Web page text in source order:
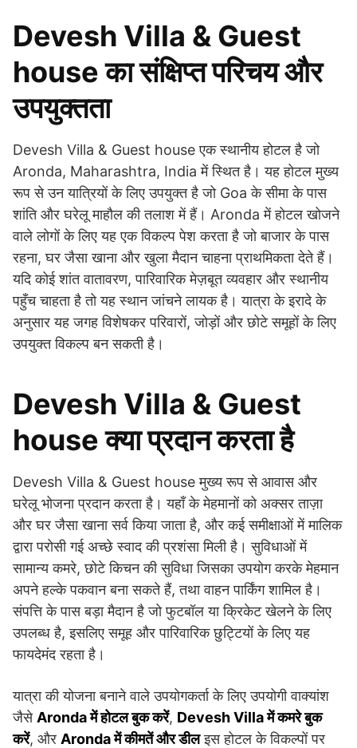
Devesh Villa & Guest
house का संक्षिप्त परिचय और
उपयुक्तता
Devesh Villa & Guest house एक स्थानीय होटल है जो
Aronda, Maharashtra, India में स्थित है। यह होटल मुख्य
रूप से उन यात्रियों के लिए उपयुक्त है जो Goa के सीमा के पास
शांति और घरेलू माहौल की तलाश में हैं। Aronda में होटल खोजने
वाले लोगों के लिए यह एक विकल्प पेश करता है जो बाजार के पास
रहना, घर जैसा खाना और खुला मैदान चाहना प्राथमिकता देते हैं।
यदि कोई शांत वातावरण, पारिवारिक मेज़बूत व्यवहार और स्थानीय
पहुँच चाहता है तो यह स्थान जांचने लायक है। यात्रा के इरादे के
अनुसार यह जगह विशेषकर परिवारों, जोड़ों और छोटे समूहों के लिए
उपयुक्त विकल्प बन सकती है।
Devesh Villa & Guest
house क्या प्रदान करता है
Devesh Villa & Guest house मुख्य रूप से आवास और
घरेलू भोजना प्रदान करता है। यहाँ के मेहमानों को अक्सर ताज़ा
और घर जैसा खाना सर्व किया जाता है, और कई समीक्षाओं में मालिक
द्वारा परोसी गई अच्छे स्वाद की प्रशंसा मिली है। सुविधाओं में
सामान्य कमरे, छोटे किचन की सुविधा जिसका उपयोग करके मेहमान
अपने हल्के पकवान बना सकते हैं, तथा वाहन पार्किंग शामिल है।
संपत्ति के पास बड़ा मैदान है जो फुटबॉल या क्रिकेट खेलने के लिए
उपलब्ध है, इसलिए समूह और पारिवारिक छुट्टियों के लिए यह
फायदेमंद रहता है।
यात्रा की योजना बनाने वाले उपयोगकर्ता के लिए उपयोगी वाक्यांश
जैसे Aronda में होटल बुक करें, Devesh Villa में कमरे बुक
करें, और Aronda में कीमतें और डीलइस होटल के विकल्पों पर